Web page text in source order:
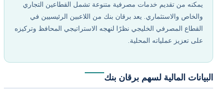
يمكنه من تقديم خدمات مصرفية متنوعة تشمل القطاعين التجاري
والخاص والاستثماري. يعد برقان بنك من اللاعبين الرئيسيين في
القطاع المصرفي الخليجي نظرًا لنهجه الاستراتيجي المحافظ وتركيزه
على تعزيز عملياته المحلية.
البيانات المالية لسهم برقان بنك